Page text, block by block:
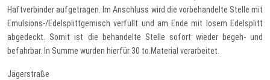
Haftverbinder aufgetragen. Im Anschluss wird die vorbehandelte Stelle mit
Emulsions-/Edelsplittgemisch verfüllt und am Ende mit losem Edelsplitt
abgedeckt. Somit ist die behandelte Stelle sofort wieder begeh- und
befahrbar. In Summe wurden hierfür 30 to.Material verarbeitet.
Jägerstraße